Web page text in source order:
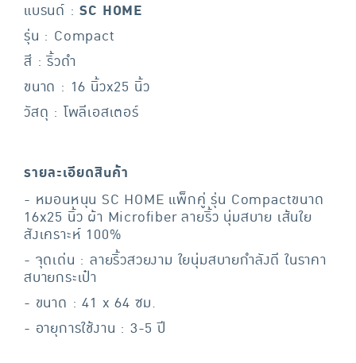
แบรนด์ :SC HOME
รุ่น : Compact
สี : ริ้วดำ
ขนาด : 16 นิ้วx25 นิ้ว
วัสดุ : โพลีเอสเตอร์
รายละเอียดสินค้า
- หมอนหนุน SC HOME แพ็กคู่ รุ่น Compactขนาด
16x25 นิ้ว ผ้า Microfiber ลายริ้ว นุ่มสบาย เส้นใย
สังเคราะห์ 100%
- จุดเด่น : ลายริ้วสวยงาม ใยนุ่มสบายกำลังดี ในราคา
สบายกระเป๋า
- ขนาด : 41 x 64 ซม.
- อายุการใช้งาน : 3-5 ปี